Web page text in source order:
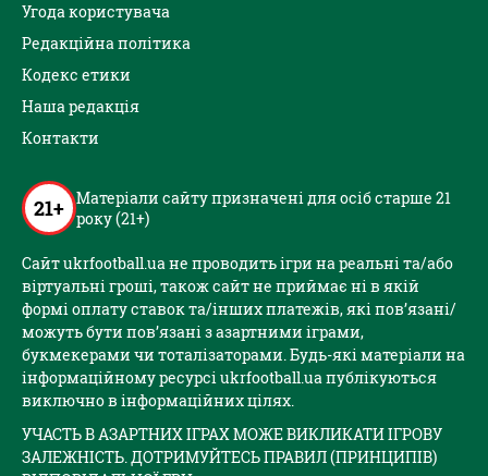
Угода користувача
Редакційна політика
Кодекс етики
Наша редакція
Контакти
21+ Матеріали сайту призначені для осіб старше 21
року (21+)
Сайт ukrfootball.ua не проводить ігри на реальні та/або
віртуальні гроші, також сайт не приймає ні в якій
формі оплату ставок та/інших платежів, які пов’язані/
можуть бути пов’язані з азартними іграми,
букмекерами чи тоталізаторами. Будь-які матеріали на
інформаційному ресурсі ukrfootball.ua публікуються
виключно в інформаційних цілях.
УЧАСТЬ В АЗАРТНИХ ІГРАХ МОЖЕ ВИКЛИКАТИ ІГРОВУ
ЗАЛЕЖНІСТЬ. ДОТРИМУЙТЕСЬ ПРАВИЛ (ПРИНЦИПІВ)